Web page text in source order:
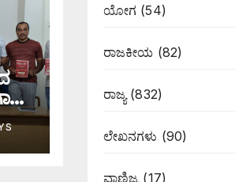
ಯೋಗ (54)
ರಾಜಕೀಯ (82)
ರಾಜ್ಯ(832)
ಲೇಖನಗಳು (90)
ವಾಣಿಜ್ಯ(17)